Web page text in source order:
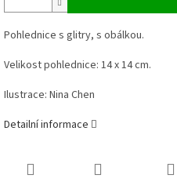
Pohlednice s glitry, s obálkou.
Velikost pohlednice: 14 x 14 cm.
Ilustrace: Nina Chen
Detailní informace